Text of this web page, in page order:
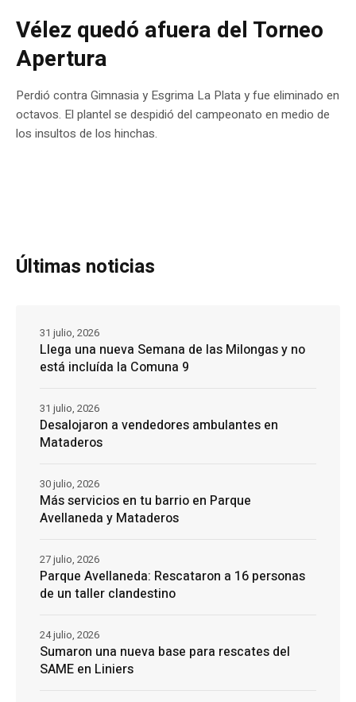
Vélez quedó afuera del Torneo
Apertura
Perdió contra Gimnasia y Esgrima La Plata y fue eliminado en
octavos. El plantel se despidió del campeonato en medio de
los insultos de los hinchas.
Últimas noticias
Llega una nueva Semana de las Milongas y no
está incluída la Comuna 9
31 julio, 2026
Desalojaron a vendedores ambulantes en
Mataderos
31 julio, 2026
Más servicios en tu barrio en Parque
Avellaneda y Mataderos
30 julio, 2026
Parque Avellaneda: Rescataron a 16 personas
de un taller clandestino
27 julio, 2026
Sumaron una nueva base para rescates del
SAME en Liniers
24 julio, 2026